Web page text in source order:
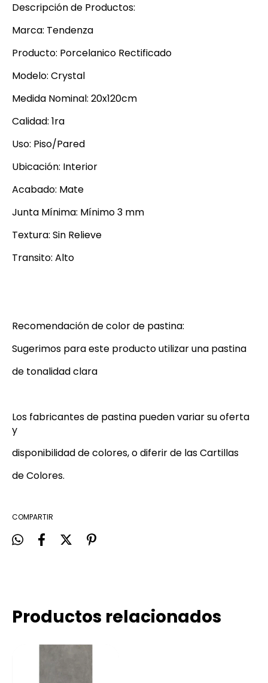
Descripción de Productos:
Marca: Tendenza
Producto: Porcelanico Rectificado
Modelo: Crystal
Medida Nominal: 20x120cm
Calidad: 1ra
Uso: Piso/Pared
Ubicación: Interior
Acabado: Mate
Junta Mínima: Mínimo 3 mm
Textura: Sin Relieve
Transito: Alto
Recomendación de color de pastina:
Sugerimos para este producto utilizar una pastina
de tonalidad clara
Los fabricantes de pastina pueden variar su oferta
y
disponibilidad de colores, o diferir de las Cartillas
de Colores.
COMPARTIR
Productos relacionados